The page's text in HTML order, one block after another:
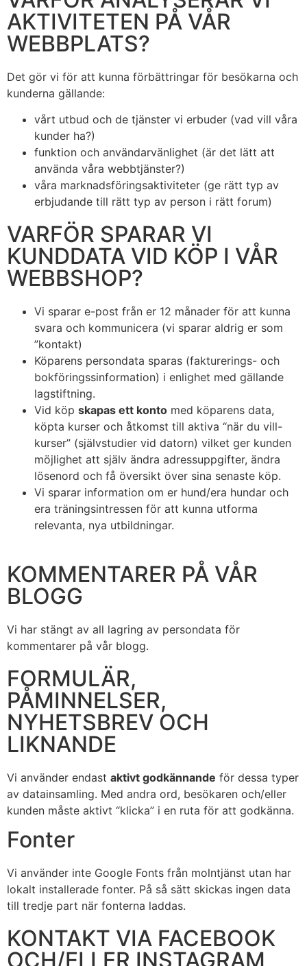
AKTIVITETEN PÅ VÅR
WEBBPLATS?
Det gör vi för att kunna förbättringar för besökarna och
kunderna gällande:
vårt utbud och de tjänster vi erbuder (vad vill våra
kunder ha?)
funktion och användarvänlighet (är det lätt att
använda våra webbtjänster?)
våra marknadsföringsaktiviteter (ge rätt typ av
erbjudande till rätt typ av person i rätt forum)
VARFÖR SPARAR VI
KUNDDATA VID KÖP I VÅR
WEBBSHOP?
Vi sparar e-post från er 12 månader för att kunna
svara och kommunicera (vi sparar aldrig er som
”kontakt)
Köparens persondata sparas (fakturerings- och
bokföringssinformation) i enlighet med gällande
lagstiftning.
Vid köp skapas ett konto med köparens data,
köpta kurser och åtkomst till aktiva “när du vill-
kurser” (självstudier vid datorn) vilket ger kunden
möjlighet att själv ändra adressuppgifter, ändra
lösenord och få översikt över sina senaste köp.
Vi sparar information om er hund/era hundar och
era träningsintressen för att kunna utforma
relevanta, nya utbildningar.
KOMMENTARER PÅ VÅR
BLOGG
Vi har stängt av all lagring av persondata för
kommentarer på vår blogg.
FORMULÄR,
PÅMINNELSER,
NYHETSBREV OCH
LIKNANDE
Vi använder endast aktivt godkännande för dessa typer
av datainsamling. Med andra ord, besökaren och/eller
kunden måste aktivt “klicka” i en ruta för att godkänna.
Fonter
Vi använder inte Google Fonts från molntjänst utan har
lokalt installerade fonter. På så sätt skickas ingen data
till tredje part när fonterna laddas.
KONTAKT VIA FACEBOOK
OCH/ELLER INSTAGRAM